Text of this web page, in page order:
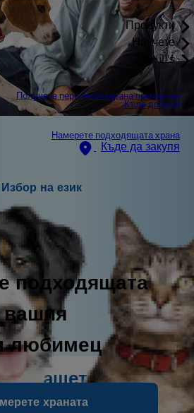
Продукти
Научете
За Hill's
Получете персонализирана препоръка
Къде да купя
Намерете подходящата храна
Къде да закупя
Избор на език
подходящата
вашия
любимец
храната
на Вашето